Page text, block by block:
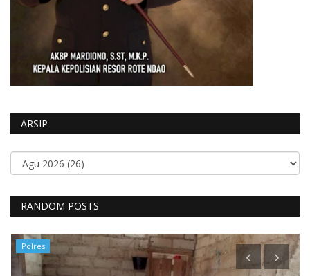
ARSIP
RANDOM POSTS
Polres